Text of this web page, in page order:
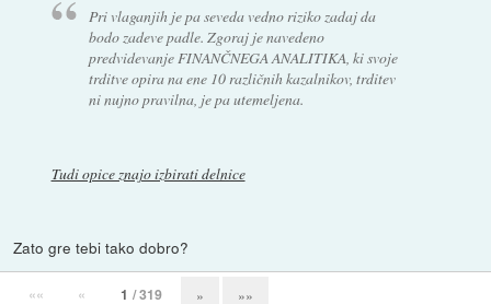
Pri vlaganjih je pa seveda vedno riziko zadaj da
bodo zadeve padle. Zgoraj je navedeno
predvidevanje FINANČNEGA ANALITIKA, ki svoje
trditve opira na ene 10 različnih kazalnikov, trditev
ni nujno pravilna, je pa utemeljena.
Tudi opice znajo izbirati delnice
Zato gre tebi tako dobro?
«« « 1 / 319 » »»